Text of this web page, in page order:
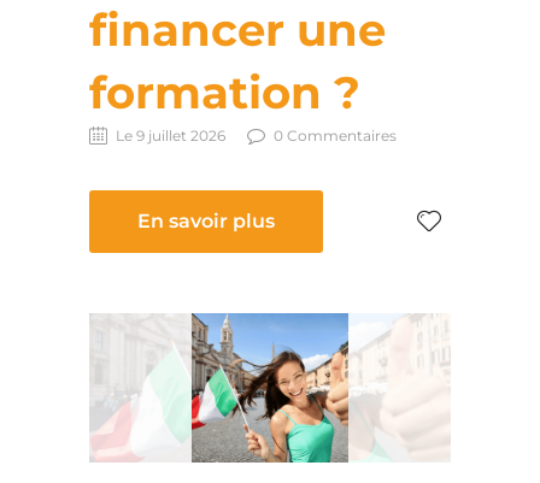
financer une
formation ?
Le 9 juillet 2026 0 Commentaires
En savoir plus